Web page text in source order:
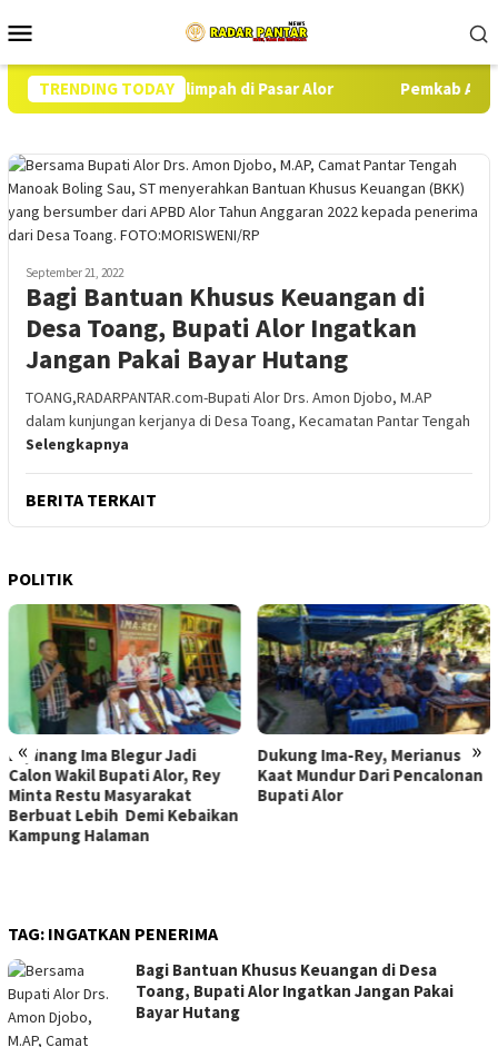
ke
Mobile
TRENDING TODAY
Beras SPHP Melimpah di Pasar Alor Pemkab Alor
September 21, 2022
Bagi Bantuan Khusus Keuangan di
Desa Toang, Bupati Alor Ingatkan
Jangan Pakai Bayar Hutang
TOANG,RADARPANTAR.com-Bupati Alor Drs. Amon Djobo, M.AP
dalam kunjungan kerjanya di Desa Toang, Kecamatan Pantar Tengah
Selengkapnya
BERITA TERKAIT
POLITIK
« »
Dukung Ima-Rey, Merianus
Kaat Mundur Dari Pencalonan
Bupati Alor
MK Hapus Ambang Batas
Parlemen 4 Persen, Berlaku
Mulai 2029
TAG: INGATKAN PENERIMA
Bagi Bantuan Khusus Keuangan di Desa
Toang, Bupati Alor Ingatkan Jangan Pakai
Bayar Hutang